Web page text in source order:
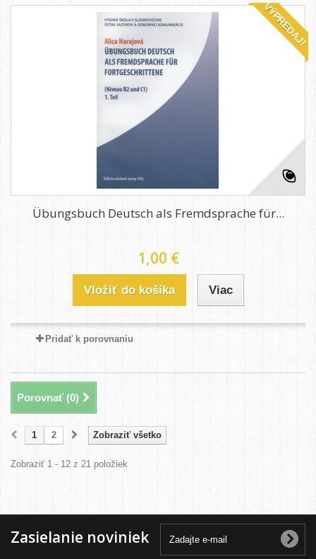
VÝPREDAJ!
Übungsbuch Deutsch als Fremdsprache für...
1,00 €
Vložiť do košíka Viac
Pridať k porovnaniu
Porovnať (0)
Zobraziť všetko
1 2
Zobraziť 1 - 12 z 21 položiek
Zasielanie noviniek